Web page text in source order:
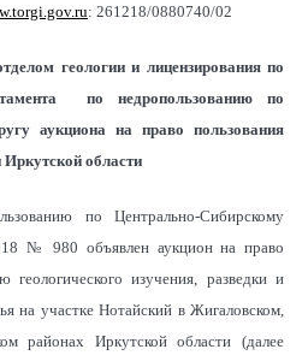
: 261218/0880740/02
геологии и лицензирования по
по недропользованию по
аукциона на право пользования
Иркутской области
по Центрально-Сибирскому
№ 980 объявлен аукцион на право
геологического изучения, разведки и
на участке Нотайский в Жигаловском,
районах Иркутской области (далее